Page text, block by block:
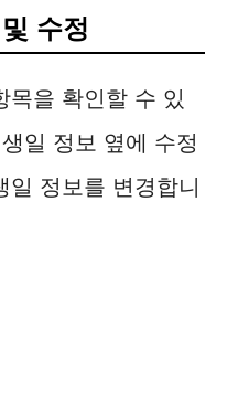
수정
목을 확인할 수 있
일 정보 옆에 수정
일 정보를 변경합니